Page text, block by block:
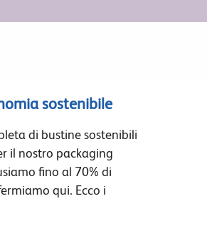
sostenibile
di bustine sostenibili
il nostro packaging
fino al 70% di
qui. Ecco i